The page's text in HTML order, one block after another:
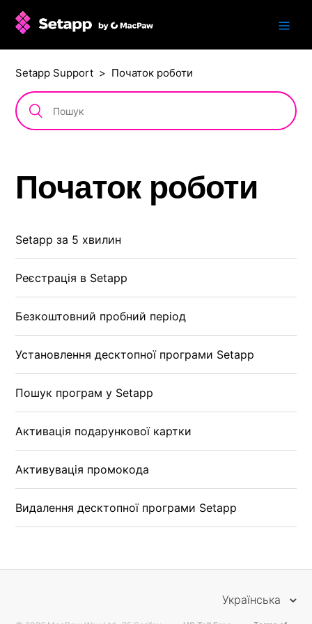
Setapp Support Початок роботи
Початок роботи
Setapp за 5 хвилин
Реєстрація в Setapp
Безкоштовний пробний період
Установлення десктопної програми Setapp
Пошук програм у Setapp
Активація подарункової картки
Активувація промокода
Видалення десктопної програми Setapp
Українська